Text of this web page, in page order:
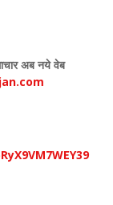
अब नये वेब